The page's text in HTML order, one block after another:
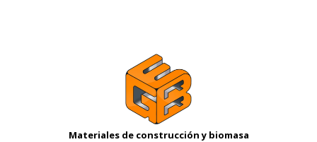
Materiales de construcción y biomasa